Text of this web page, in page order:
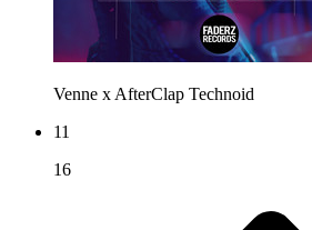
Venne x AfterClap Technoid
11
16